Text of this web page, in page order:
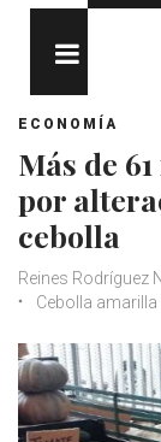
ECONOMÍA
Más de
por
cebolla
Reines Rodríguez N.
Cebolla amarilla